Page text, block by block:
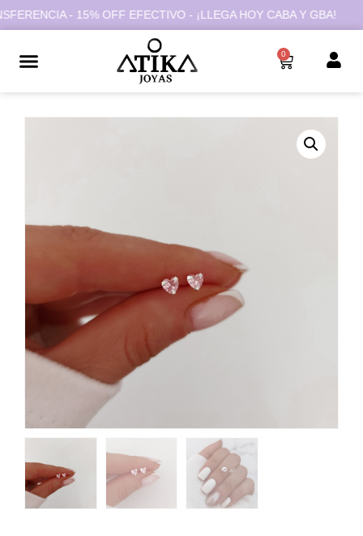
- 15% OFF EFECTIVO - ¡LLEGA HOY CABA Y GBA!
0